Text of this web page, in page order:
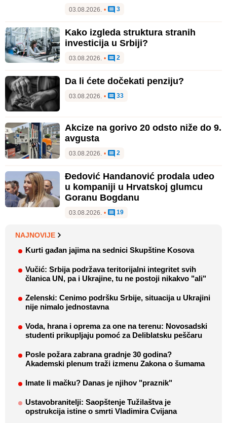
03.08.2026. • 3
Kako izgleda struktura stranih
investicija u Srbiji?
03.08.2026. • 2
Da li ćete dočekati penziju?
03.08.2026. • 33
Akcize na gorivo 20 odsto niže do 9.
avgusta
03.08.2026. • 2
Đedović Handanović prodala udeo
u kompaniji u Hrvatskoj glumcu
Goranu Bogdanu
03.08.2026. • 19
NAJNOVIJE
Kurti gađan jajima na sednici Skupštine Kosova
Vučić: Srbija podržava teritorijalni integritet svih
članica UN, pa i Ukrajine, tu ne postoji nikakvo "ali"
Zelenski: Cenimo podršku Srbije, situacija u Ukrajini
nije nimalo jednostavna
Voda, hrana i oprema za one na terenu: Novosadski
studenti prikupljaju pomoć za Deliblatsku peščaru
Posle požara zabrana gradnje 30 godina?
Akademski plenum traži izmenu Zakona o šumama
Imate li mačku? Danas je njihov "praznik"
Ustavobranitelji: Saopštenje Tužilaštva je
opstrukcija istine o smrti Vladimira Cvijana